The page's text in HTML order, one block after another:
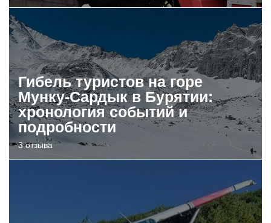
Гибель туристов на горе
Мунку-Сардык в Бурятии:
хронология событий и
подробности
3 отзыва